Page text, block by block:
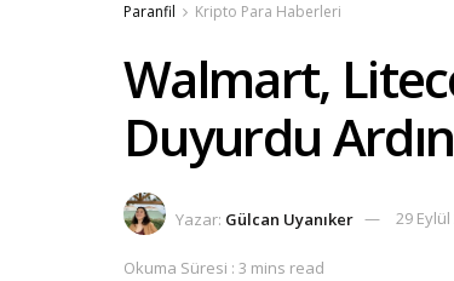
Paranfil Kripto Para Haberleri
Walmart,
Duyurdu
Yazar: Gülcan Uyanıker 29 Eylül
Okuma Süresi : 3 mins read